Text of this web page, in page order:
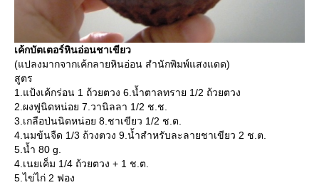
เค้กบัตเตอร์หินอ่อนชาเขียว
(แปลงมากจากเค้กลายหินอ่อน สำนักพิมพ์แสงแดด)
สูตร
1.แป้งเค้กร่อน 1 ถ้วยตวง 6.น้ำตาลทราย 1/2 ถ้วยตวง
2.ผงฟูนิดหน่อย 7.วานิลลา 1/2 ช.ช.
3.เกลือป่นนิดหน่อย 8.ชาเขียว 1/2 ช.ต.
4.นมข้นจืด 1/3 ถ้วงตวง 9.น้ำสำหรับละลายชาเขียว 2 ช.ต.
5.น้ำ 80 g.
4.เนยเค็ม 1/4 ถ้วยตวง + 1 ช.ต.
5.ไข่ไก่ 2 ฟอง